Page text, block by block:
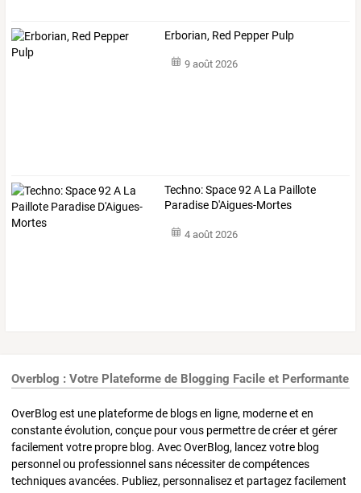
Erborian, Red Pepper Pulp
9 août 2026
Techno: Space 92 A La Paillote
Paradise D'Aigues-Mortes
4 août 2026
Overblog : Votre Plateforme de Blogging Facile et Performante
OverBlog est une plateforme de blogs en ligne, moderne et en
constante évolution, conçue pour vous permettre de créer et gérer
facilement votre propre blog. Avec OverBlog, lancez votre blog
personnel ou professionnel sans nécessiter de compétences
techniques avancées. Publiez, personnalisez et partagez facilement